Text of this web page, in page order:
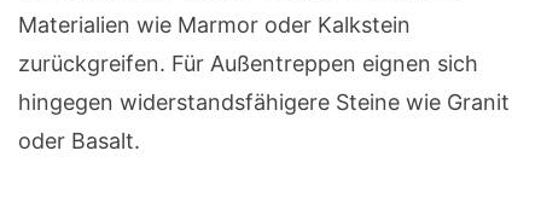
Materialien wie Marmor oder Kalkstein
zurückgreifen. Für Außentreppen eignen sich
hingegen widerstandsfähigere Steine wie Granit
oder Basalt.